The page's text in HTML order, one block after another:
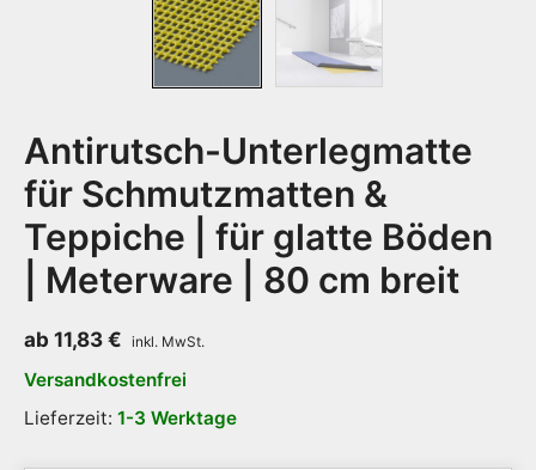
Antirutsch-Unterlegmatte
für Schmutzmatten &
Teppiche | für glatte Böden
| Meterware | 80 cm breit
ab 11,83 €
Versandkostenfrei
Lieferzeit: 1-3 Werktage